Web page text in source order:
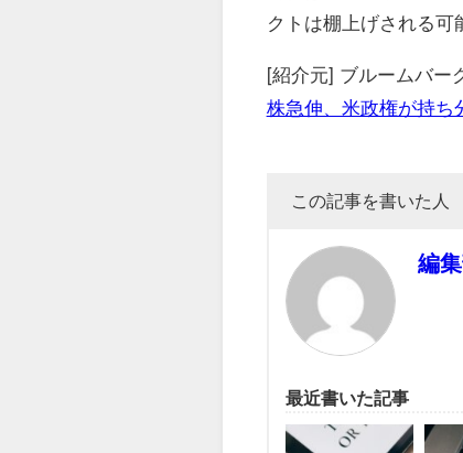
クトは棚上げされる可
[紹介元] ブルームバー
株急伸、米政権が持
この記事を書いた人
編
最近書いた記事